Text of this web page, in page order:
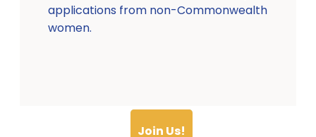
applications from non-Commonwealth
women.
Join Us!